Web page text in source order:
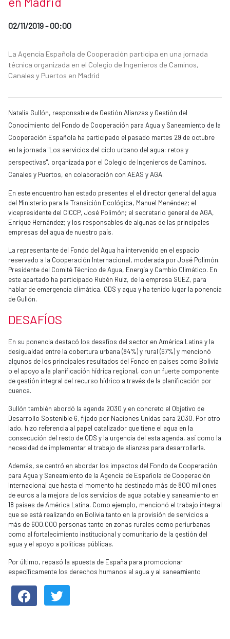
Date of publication of the news item
02/11/2019 - 00:00
Summary of the news
La Agencia Española de Cooperación participa en una jornada
técnica organizada en el Colegio de Ingenieros de Caminos,
Canales y Puertos en Madrid
News content
Natalia Gullón, responsable de Gestión Alianzas y Gestión del
Conocimiento del Fondo de Cooperación para Agua y Saneamiento de la
Cooperación Española ha participado el pasado martes 29 de octubre
en la jornada "Los servicios del ciclo urbano del agua: retos y
perspectivas", organizada por el Colegio de Ingenieros de Caminos,
Canales y Puertos, en colaboración con AEAS y AGA.
En este encuentro han estado presentes el el director general del agua
del Ministerio para la Transición Ecológica, Manuel Menéndez; el
vicepresidente del CICCP, José Polimón; el secretario general de AGA,
Enrique Hernández; y los responsables de algunas de las principales
empresas del agua de nuestro país.
La representante del Fondo del Agua ha intervenido en el espacio
reservado a la Cooperación Internacional, moderada por José Polimón.
Presidente del Comité Técnico de Agua, Energía y Cambio Climático. En
este apartado ha participado Rubén Ruiz, de la empresa SUEZ, para
hablar de emergencia climática, ODS y agua y ha tenido lugar la ponencia
de Gullón.
DESAFÍOS
En su ponencia destacó los desafíos del sector en América Latina y la
desigualdad entre la cobertura urbana (84%) y rural (67%) y mencionó
algunos de los principales resultados del Fondo en países como Bolivia
o el apoyo a la planificación hídrica regional, con un fuerte componente
de gestión integral del recurso hídrico a través de la planificación por
cuenca.
Gullón también abordó la agenda 2030 y en concreto el Objetivo de
Desarrollo Sostenible 6, fijado por Naciones Unidas para 2030. Por otro
lado, hizo referencia al papel catalizador que tiene el agua en la
consecución del resto de ODS y la urgencia del esta agenda, así como la
necesidad de implementar el trabajo de alianzas para desarrollarla.
Además, se centró en abordar los impactos del Fondo de Cooperación
para Agua y Saneamiento de la Agencia de Española de Cooperación
Internacional que hasta el momento ha destinado más de 800 millones
de euros a la mejora de los servicios de agua potable y saneamiento en
18 países de América Latina. Como ejemplo, mencionó el trabajo integral
que se está realizando en Bolivia tanto en la provisión de servicios a
más de 600.000 personas tanto en zonas rurales como periurbanas
como al fortalecimiento institucional y comunitario de la gestión del
agua y el apoyo a políticas públicas.
Por último, repasó la apuesta de España para promocionar
específicamente los derechos humanos al agua y al saneamiento​